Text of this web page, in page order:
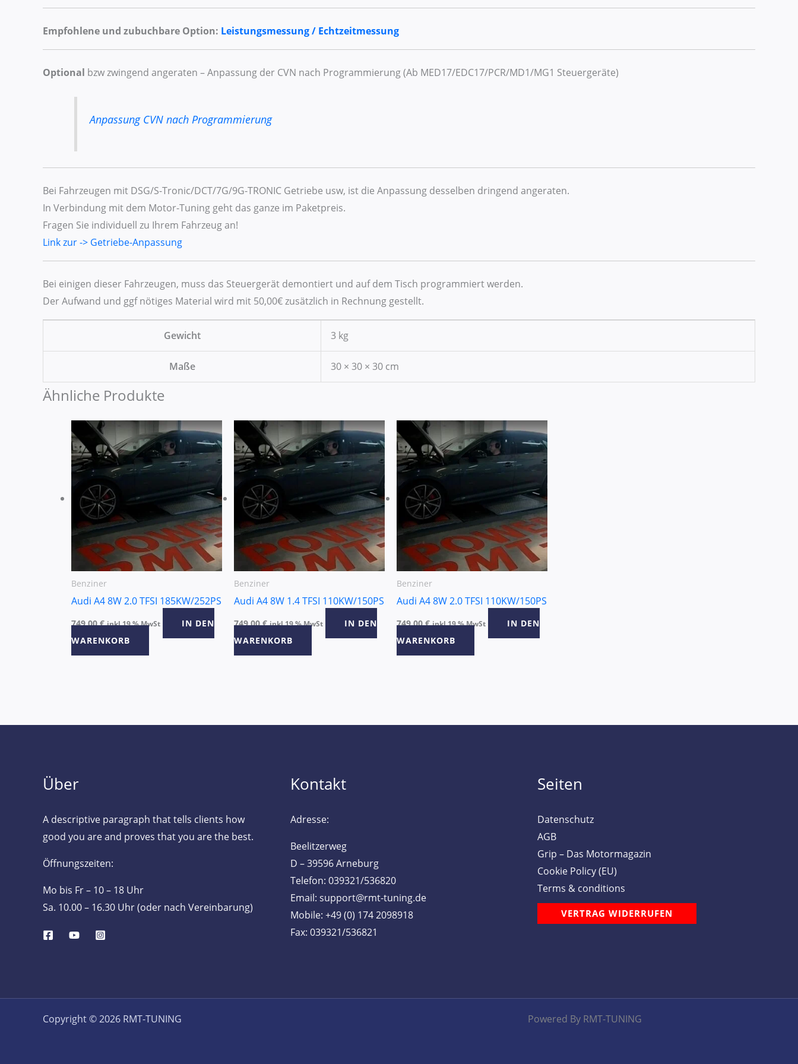
Empfohlene und zubuchbare Option: Leistungsmessung / Echtzeitmessung
Optional bzw zwingend angeraten – Anpassung der CVN nach Programmierung (Ab MED17/EDC17/PCR/MD1/MG1 Steuergeräte)
Anpassung CVN nach Programmierung
Bei Fahrzeugen mit DSG/S-Tronic/DCT/7G/9G-TRONIC Getriebe usw, ist die Anpassung desselben dringend angeraten.
In Verbindung mit dem Motor-Tuning geht das ganze im Paketpreis.
Fragen Sie individuell zu Ihrem Fahrzeug an!
Link zur -> Getriebe-Anpassung
Bei einigen dieser Fahrzeugen, muss das Steuergerät demontiert und auf dem Tisch programmiert werden.
Der Aufwand und ggf nötiges Material wird mit 50,00€ zusätzlich in Rechnung gestellt.
Gewicht 3 kg
Maße 30 × 30 × 30 cm
Ähnliche Produkte
Benziner
Audi A4 8W 2.0 TFSI 185KW/252PS
749,00€ inkl 19 % MwSt
IN DEN
WARENKORB
Benziner
Audi A4 8W 1.4 TFSI 110KW/150PS
749,00€ inkl 19 % MwSt
IN DEN
WARENKORB
Benziner
Audi A4 8W 2.0 TFSI 110KW/150PS
749,00€ inkl 19 % MwSt
IN DEN
WARENKORB
Über
A descriptive paragraph that tells clients how
good you are and proves that you are the best.
Öffnungszeiten:
Mo bis Fr – 10 – 18 Uhr
Sa. 10.00 – 16.30 Uhr (oder nach Vereinbarung)
Kontakt
Adresse:
Beelitzerweg
D – 39596 Arneburg
Telefon: 039321/536820
Email: support@rmt-tuning.de
Mobile: +49 (0) 174 2098918
Fax: 039321/536821
Seiten
Datenschutz
AGB
Grip – Das Motormagazin
Cookie Policy (EU)
Terms & conditions
VERTRAG WIDERRUFEN
Copyright © 2026 RMT-TUNING Powered By RMT-TUNING